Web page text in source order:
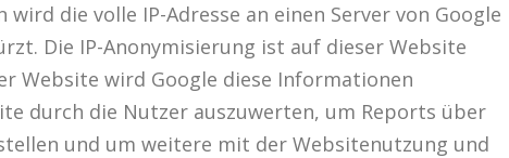
die volle IP-Adresse an einen Server von Google
Die IP-Anonymisierung ist auf dieser Website
Website wird Google diese Informationen
durch die Nutzer auszuwerten, um Reports über
und um weitere mit der Websitenutzung und